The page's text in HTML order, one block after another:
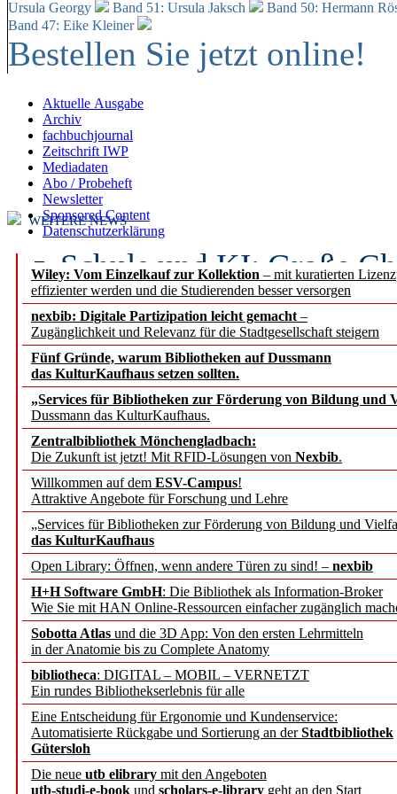
Ursula Georgy Band 51: Ursula Jaksch Band 50: Hermann
Band 47: Eike Kleiner
Bestellen Sie jetzt online!
Aktuelle Ausgabe
Archiv
fachbuchjournal
Zeitschrift IWP
Mediadaten
Abo / Probeheft
Newsletter
Sponsored Content
Datenschutzerklärung
Wiley: Vom Einzelkauf zur Kollektion – mit kuratierten
effizienter werden und die Studierenden besser versorgen
nexbib: Digitale Partizipation leicht gemacht –
Zugänglichkeit und Relevanz für die Stadtgesellschaft steigern
Fünf Gründe, warum Bibliotheken auf Dussmann
das KulturKaufhaus setzen sollten.
„Services für Bibliotheken zur Förderung von Bildung und
Dussmann das KulturKaufhaus.
Zentralbibliothek Mönchengladbach:
Die Zukunft ist jetzt! Mit RFID-Lösungen von Nexbib.
Willkommen auf dem ESV-Campus!
Attraktive Angebote für Forschung und Lehre
„Services für Bibliotheken zur Förderung von Bildung und
das KulturKaufhaus
Open Library: Öffnen, wenn andere Türen zu sind! – nexbib
H+H Software GmbH: Die Bibliothek als Information-Broker
Wie Sie mit HAN Online-Ressourcen einfacher zugänglich
Sobotta Atlas und die 3D App: Von den ersten Lehrmitteln
in der Anatomie bis zu Complete Anatomy
bibliotheca: DIGITAL – MOBIL – VERNETZT
Ein rundes Bibliothekserlebnis für alle
Eine Entscheidung für Ergonomie und Kundenservice:
Automatisierte Rückgabe und Sortierung an derStadtbibliothek
Gütersloh
Die neue utb elibrary mit den Angeboten
utb-studi-e-book und scholars-e-library geht an den Start
WEITERE NEWS
Schule und KI: Große
Voraussetzungen
Erfolgreiches erstes
Segment Research –
angepasst
konstruktiv!
Mohr Siebeck
und die Zeitschrift für
Francke Attempto
EBSCO Information
Recherchefunktionen in
Sorbisches Institut neu
Geschichte und